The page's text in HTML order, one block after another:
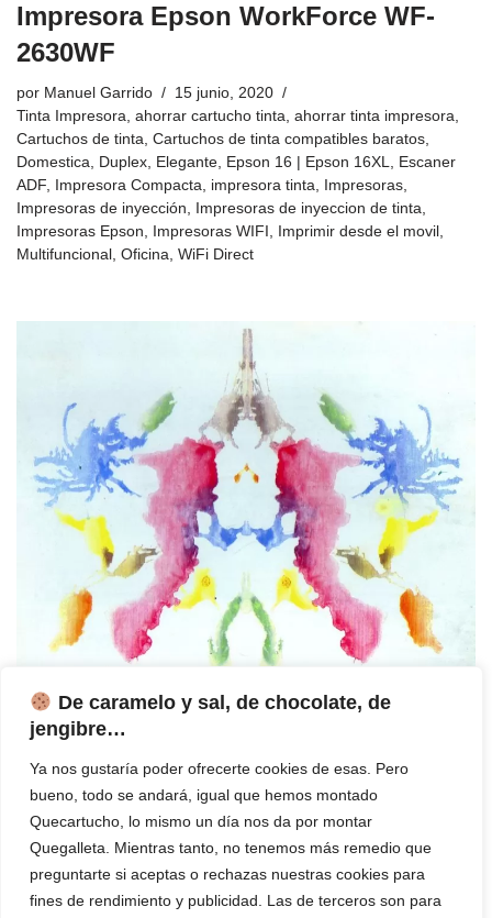
De caramelo y sal, de chocolate, de
jengibre…
Ya nos gustaría poder ofrecerte cookies de esas. Pero
bueno, todo se andará, igual que hemos montado
Quecartucho, lo mismo un día nos da por montar
Quegalleta. Mientras tanto, no tenemos más remedio que
preguntarte si aceptas o rechazas nuestras cookies para
fines de rendimiento y publicidad. Las de terceros son para
Impresora Epson WorkForce WF-
2630WF
por Manuel Garrido
15 junio, 2020
Tinta Impresora, ahorrar cartucho tinta, ahorrar tinta impresora,
Cartuchos de tinta, Cartuchos de tinta compatibles baratos,
Domestica, Duplex, Elegante, Epson 16 | Epson 16XL, Escaner
ADF, Impresora Compacta, impresora tinta, Impresoras,
Impresoras de inyección, Impresoras de inyeccion de tinta,
Impresoras Epson, Impresoras WIFI , Imprimir desde el movil ,
Multifuncional , Oficina, WiFi Direct
Test de Rorschach o el test de las
manchas de tinta
porManuel Garrido
24 diciembre, 2015
ahorrar cartucho tinta,ahorrar tinta impresora,Tinta Impresora